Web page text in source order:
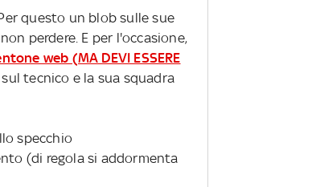
questo un blob sulle sue
perdere. E per l'occasione,
web (MA DEVI ESSERE
tecnico e la sua squadra
specchio
(di regola si addormenta